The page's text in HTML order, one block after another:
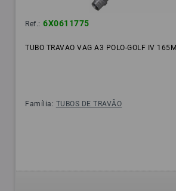
Ref.: 6X0611775
TUBO TRAVAO VAG A3 POLO-GOLF IV
Família: TUBOS DE TRAVÃO